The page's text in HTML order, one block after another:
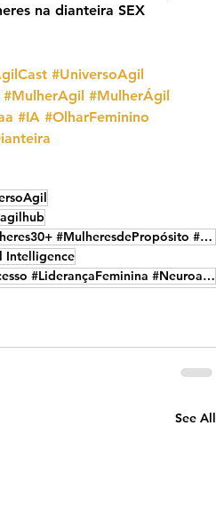
na dianteira SEX
#UniversoAgil
#MulherAgil #MulherÁgil
#IA #OlharFeminino
agilhub
#AgileWomen #Mulheres #Mulheres30+ #MulheresdePropósito #MulheresdeSucesso
Intelligence
#AgileWomen #MulheresdeSucesso #LiderançaFeminina #Neuroagilidade #LiderançadoFuturo
See All